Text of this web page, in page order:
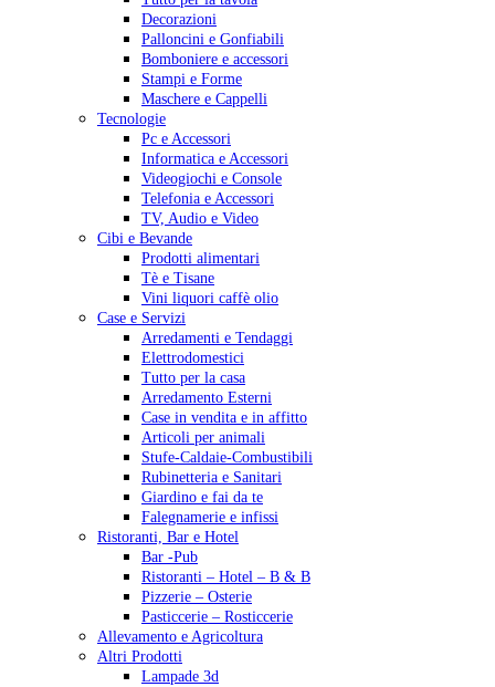
Decorazioni
Palloncini e Gonfiabili
Bomboniere e accessori
Stampi e Forme
Maschere e Cappelli
Tecnologie
Pc e Accessori
Informatica e Accessori
Videogiochi e Console
Telefonia e Accessori
TV, Audio e Video
Cibi e Bevande
Prodotti alimentari
Tè e Tisane
Vini liquori caffè olio
Case e Servizi
Arredamenti e Tendaggi
Elettrodomestici
Tutto per la casa
Arredamento Esterni
Case in vendita e in affitto
Articoli per animali
Stufe-Caldaie-Combustibili
Rubinetteria e Sanitari
Giardino e fai da te
Falegnamerie e infissi
Ristoranti, Bar e Hotel
Bar -Pub
Ristoranti – Hotel – B & B
Pizzerie – Osterie
Pasticcerie – Rosticcerie
Allevamento e Agricoltura
Altri Prodotti
Lampade 3d